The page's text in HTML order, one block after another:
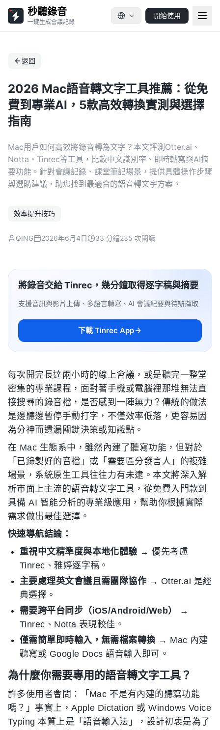
秒聽錄音
一鍵生成會議記錄
開始使用
返回
2026 Mac語音轉文字工具推薦：從免
費到專業AI，5款高效轉換實測與選擇
指南
Mac用戶如何高效將錄音轉為文字？本文評測Otter.ai、
Notta、Tinrec等工具，比較中文識別率、即時轉寫與AI摘
要功能。針對會議記錄、課堂筆記場景，提供具體操作步驟
與選購建議，助您找到最適合的語音轉文字方案。
效率提升技巧
QING 2026年6月4日 33 分鐘235 次閱讀
將錄音交給 Tinrec，幾分鐘取得逐字稿與摘要
支援音訊與影片上傳、多語言轉寫、AI 會議紀要與待辦擷取
下載 Tinrec App
每次開完長達兩小時的線上會議，或是聽完一整堂
密集的專業課程，面對著手機或電腦裡那堆無法直
接搜尋的錄音檔，是否感到一陣無力？傳統的做法
是邊聽邊暫停手動打字，不僅效率低落，更容易因
為分神而遺漏關鍵決策或知識點。
在 Mac 生態系中，雖然內建了聽寫功能，但對於
「已錄製好的音檔」或「需要區分發言人」的複雜
場景，系統原生工具往往力有未逮。本文將深入解
析市面上主流的語音轉文字工具，從免費入門款到
具備 AI 智能分析的專業級應用，幫助你根據實際
需求做出最佳選擇。
快速導航結論：
重視中文精準度與本地化體驗 → 優先考慮
Tinrec、雅婷逐字稿。
主要處理英文會議且需團隊協作 → Otter.ai 是經
典選擇。
需要跨平台同步（iOS/Android/Web）
→
Tinrec、Notta 表現較佳。
僅需簡單即時輸入，無需檔案轉換 → Mac 內建
聽寫或 Google Docs 語音輸入即可。
為什麼你需要專用的語音轉文字工具？
許多使用者會問：「Mac 不是有內建的聽寫功能
嗎？」事實上，Apple Dictation 或 Windows Voice
Typing 本質上是「語音輸入法」，設計初衷是為了